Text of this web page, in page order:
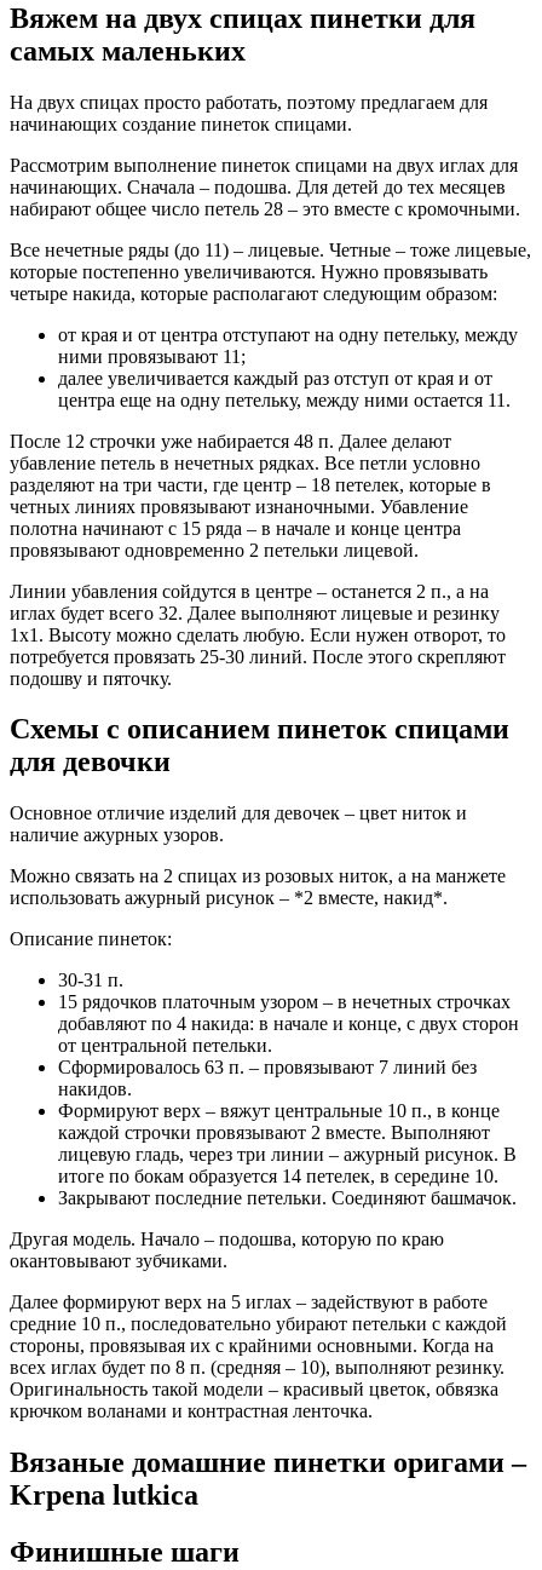
Вяжем на двух спицах пинетки для
самых маленьких
На двух спицах просто работать, поэтому предлагаем для
начинающих создание пинеток спицами.
Рассмотрим выполнение пинеток спицами на двух иглах для
начинающих. Сначала – подошва. Для детей до тех месяцев
набирают общее число петель 28 – это вместе с кромочными.
Все нечетные ряды (до 11) – лицевые. Четные – тоже лицевые,
которые постепенно увеличиваются. Нужно провязывать
четыре накида, которые располагают следующим образом:
от края и от центра отступают на одну петельку, между
ними провязывают 11;
далее увеличивается каждый раз отступ от края и от
центра еще на одну петельку, между ними остается 11.
После 12 строчки уже набирается 48 п. Далее делают
убавление петель в нечетных рядках. Все петли условно
разделяют на три части, где центр – 18 петелек, которые в
четных линиях провязывают изнаночными. Убавление
полотна начинают с 15 ряда – в начале и конце центра
провязывают одновременно 2 петельки лицевой.
Линии убавления сойдутся в центре – останется 2 п., а на
иглах будет всего 32. Далее выполняют лицевые и резинку
1х1. Высоту можно сделать любую. Если нужен отворот, то
потребуется провязать 25-30 линий. После этого скрепляют
подошву и пяточку.
Схемы с описанием пинеток спицами
для девочки
Основное отличие изделий для девочек – цвет ниток и
наличие ажурных узоров.
Можно связать на 2 спицах из розовых ниток, а на манжете
использовать ажурный рисунок – *2 вместе, накид*.
Описание пинеток:
30-31 п.
15 рядочков платочным узором – в нечетных строчках
добавляют по 4 накида: в начале и конце, с двух сторон
от центральной петельки.
Сформировалось 63 п. – провязывают 7 линий без
накидов.
Формируют верх – вяжут центральные 10 п., в конце
каждой строчки провязывают 2 вместе. Выполняют
лицевую гладь, через три линии – ажурный рисунок. В
итоге по бокам образуется 14 петелек, в середине 10.
Закрывают последние петельки. Соединяют башмачок.
Другая модель. Начало – подошва, которую по краю
окантовывают зубчиками.
Далее формируют верх на 5 иглах – задействуют в работе
средние 10 п., последовательно убирают петельки с каждой
стороны, провязывая их с крайними основными. Когда на
всех иглах будет по 8 п. (средняя – 10), выполняют резинку.
Оригинальность такой модели – красивый цветок, обвязка
крючком воланами и контрастная ленточка.
Вязаные домашние пинетки оригами –
Krpena lutkica
Финишные шаги